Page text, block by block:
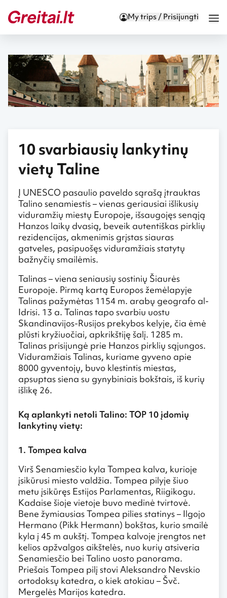
My trips / Prisijungti
10 svarbiausių lankytinų
vietų Taline
Į UNESCO pasaulio paveldo sąrašą įtrauktas
Talino senamiestis – vienas geriausiai išlikusių
viduramžių miestų Europoje, išsaugojęs senąją
Hanzos laikų dvasią, beveik autentiškas pirklių
rezidencijas, akmenimis grįstas siauras
gatveles, pasipuošęs viduramžiais statytų
bažnyčių smailėmis.
Talinas – viena seniausių sostinių Šiaurės
Europoje. Pirmą kartą Europos žemėlapyje
Talinas pažymėtas 1154 m. arabų geografo al-
Idrisi. 13 a. Talinas tapo svarbiu uostu
Skandinavijos-Rusijos prekybos kelyje, čia ėmė
plūsti kryžiuočiai, apkrikštiję šalį. 1285 m.
Talinas prisijungė prie Hanzos pirklių sąjungos.
Viduramžiais Talinas, kuriame gyveno apie
8000 gyventojų, buvo klestintis miestas,
apsuptas siena su gynybiniais bokštais, iš kurių
išlikę 26.
Ką aplankyti netoli Talino: TOP 10 įdomių
lankytinų vietų:
1. Tompea kalva
Virš Senamiesčio kyla Tompea kalva, kurioje
įsikūrusi miesto valdžia. Tompea pilyje šiuo
metu įsikūręs Estijos Parlamentas, Riigikogu.
Kadaise šioje vietoje buvo medinė tvirtovė.
Bene žymiausias Tompea pilies statinys – Ilgojo
Hermano (Pikk Hermann) bokštas, kurio smailė
kyla į 45 m aukštį. Tompea kalvoje įrengtos net
kelios apžvalgos aikštelės, nuo kurių atsiveria
Senamiesčio bei Talino uosto panorama.
Priešais Tompea pilį stovi Aleksandro Nevskio
ortodoksų katedra, o kiek atokiau – Švč.
Mergelės Marijos katedra.